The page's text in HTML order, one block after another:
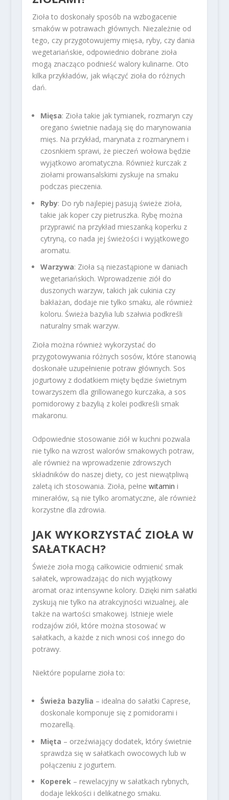
Zioła to doskonały sposób na wzbogacenie
smaków w potrawach głównych. Niezależnie od
tego, czy przygotowujemy mięsa, ryby, czy dania
wegetariańskie, odpowiednio dobrane zioła
mogą znacząco podnieść walory kulinarne. Oto
kilka przykładów, jak włączyć zioła do różnych
dań.
Mięsa: Zioła takie jak tymianek, rozmaryn czy
oregano świetnie nadają się do marynowania
mięs. Na przykład, marynata z rozmarynem i
czosnkiem sprawi, że pieczeń wołowa będzie
wyjątkowo aromatyczna. Również kurczak z
ziołami prowansalskimi zyskuje na smaku
podczas pieczenia.
Ryby: Do ryb najlepiej pasują świeże zioła,
takie jak koper czy pietruszka. Rybę można
przyprawić na przykład mieszanką koperku z
cytryną, co nada jej świeżości i wyjątkowego
aromatu.
Warzywa: Zioła są niezastąpione w daniach
wegetariańskich. Wprowadzenie ziół do
duszonych warzyw, takich jak cukinia czy
bakłażan, dodaje nie tylko smaku, ale również
koloru. Świeża bazylia lub szałwia podkreśli
naturalny smak warzyw.
Zioła można również wykorzystać do
przygotowywania różnych sosów, które stanowią
doskonałe uzupełnienie potraw głównych. Sos
jogurtowy z dodatkiem mięty będzie świetnym
towarzyszem dla grillowanego kurczaka, a sos
pomidorowy z bazylią z kolei podkreśli smak
makaronu.
Odpowiednie stosowanie ziół w kuchni pozwala
nie tylko na wzrost walorów smakowych potraw,
ale również na wprowadzenie zdrowszych
składników do naszej diety, co jest niewątpliwą
zaletą ich stosowania. Zioła, pełne witamin i
minerałów, są nie tylko aromatyczne, ale również
korzystne dla zdrowia.
JAK WYKORZYSTAĆ ZIOŁA W
SAŁATKACH?
Świeże zioła mogą całkowicie odmienić smak
sałatek, wprowadzając do nich wyjątkowy
aromat oraz intensywne kolory. Dzięki nim sałatki
zyskują nie tylko na atrakcyjności wizualnej, ale
także na wartości smakowej. Istnieje wiele
rodzajów ziół, które można stosować w
sałatkach, a każde z nich wnosi coś innego do
potrawy.
Niektóre popularne zioła to:
Świeża bazylia – idealna do sałatki Caprese,
doskonale komponuje się z pomidorami i
mozarellą.
Mięta – orzeźwiający dodatek, który świetnie
sprawdza się w sałatkach owocowych lub w
połączeniu z jogurtem.
Koperek– rewelacyjny w sałatkach rybnych,
dodaje lekkości i delikatnego smaku.